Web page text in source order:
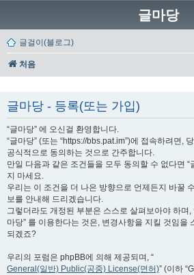
글마당
글걸이(블로그)
처음
글마당 - 등록(또는 가입)
“글마당” 에 오신걸 환영합니다.
“글마당” (또는 “https://bbs.pat.im”)에 접속하려면,
공식적으로 동의하는 것으로 간주합니다.
만일 다음과 같은 조건들을 모두 동의할 수 없다면 “
지 마세요.
우리는 이 조건을 더 나은 방향으로 언제든지 바꿀
보를 안내해 드리겠습니다.
그렇더라도 개정된 부분은 스스로 살펴보아야 하며,
마당” 를 이용한다는 것은, 변경사항을 지킬 것임을
되겠죠?
우리의 포럼은 phpBB에 의해 제공되며, “
General(일반) Public(공중) License(면허)” (이하